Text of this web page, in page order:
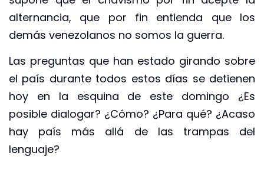
alternancia, que por fin entienda que los
demás venezolanos no somos la guerra.
Las preguntas que han estado girando sobre
el país durante todos estos días se detienen
hoy en la esquina de este domingo ¿Es
posible dialogar? ¿Cómo? ¿Para qué? ¿Acaso
hay país más allá de las trampas del
lenguaje?